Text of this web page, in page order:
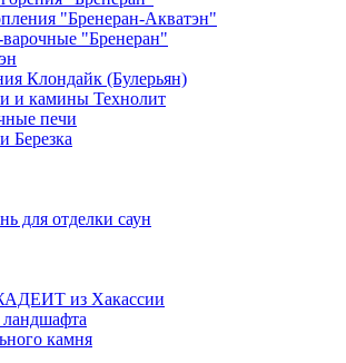
"Бренеран-Акватэн"
"Бренеран"
Клондайк (Булерьян)
и камины Технолит
печи
Березка
для отделки саун
из Хакассии
камня